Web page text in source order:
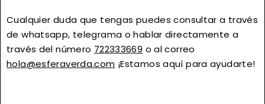
Cualquier duda que tengas puedes consultar a través
de whatsapp, telegrama o hablar directamente a
través del número 722333669 o al correo
hola@esferaverda.com ¡Estamos aquí para ayudarte!